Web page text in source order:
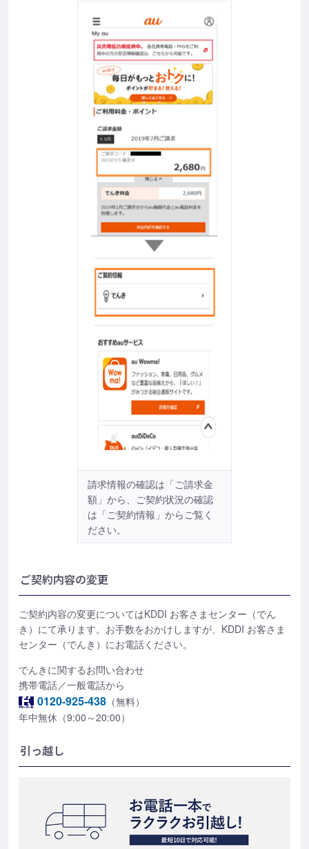
請求情報の確認は「ご請求金
額」から、ご契約状況の確認
は「ご契約情報」からご覧く
ださい。
ご契約内容の変更
ご契約内容の変更についてはKDDI お客さまセンター（でん
き）にて承ります。お手数をおかけしますが、KDDI お客さま
センター（でんき）にお電話ください。
でんきに関するお問い合わせ
携帯電話／一般電話から
0120-925-438 （無料）
年中無休（9:00～20:00）
引っ越し